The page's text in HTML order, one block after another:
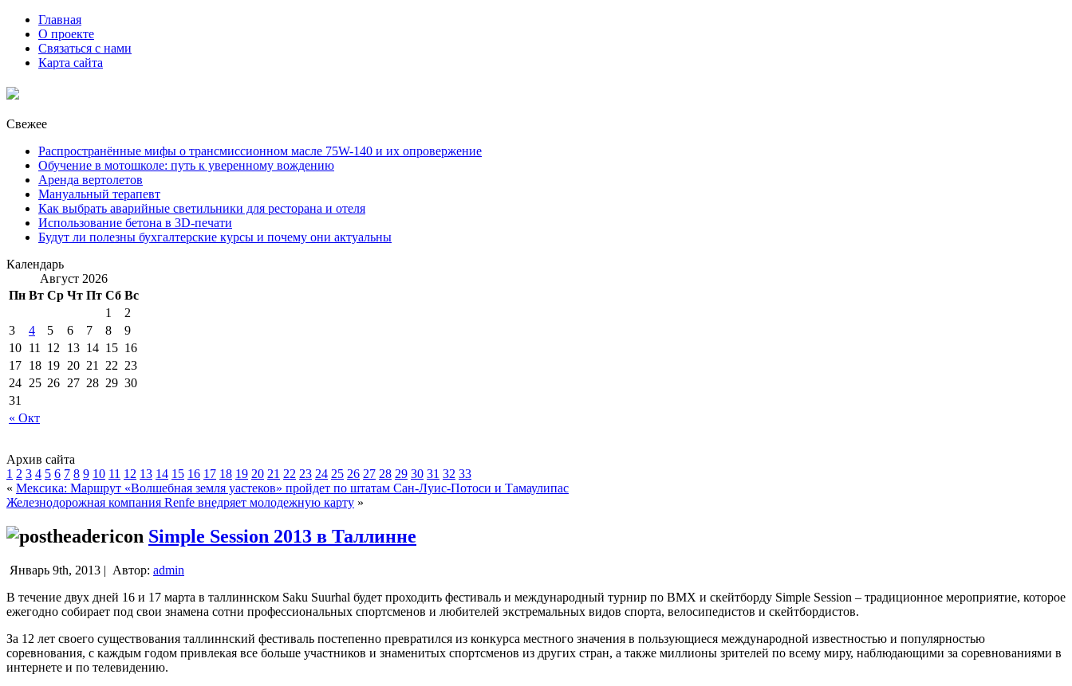
Главная
О проекте
Связаться с нами
Карта сайта
Свежее
Распространённые мифы о трансмиссионном масле 75W-140 и их опровержение
Обучение в мотошколе: путь к уверенному вождению
Аренда вертолетов
Мануальный терапевт
Как выбрать аварийные светильники для ресторана и отеля
Использование бетона в 3D-печати
Будут ли полезны бухгалтерские курсы и почему они актуальны
Календарь
Август 2026
Пн Вт Ср Чт Пт Сб Вс
« Окт
1
2
3
4 5 6 7 8
9
10 11 12 13 14 15 16
17 18 19 20 21 22 23
24 25 26 27 28 29 30
31
Архив сайта
1 2 3 4 5 6 7 8 9 10 11 12 13 14 15 16 17 18 19 20 21 22 23 24 25 26 27 28 29 30 31 32 33
« Мексика: Маршрут «Волшебная земля уастеков» пройдет по штатам Сан-Луис-Потоси и Тамаулипас
Железнодорожная компания Renfe внедряет молодежную карту »
Simple Session 2013 в Таллинне
Январь 9th, 2013 | Автор: admin
В течение двух дней 16 и 17 марта в таллиннском Saku Suurhal будет проходить фестиваль и международный турнир по BMX и скейтборду Simple Session – традиционное мероприятие, которое
ежегодно собирает под свои знамена сотни профессиональных спортсменов и любителей экстремальных видов спорта, велосипедистов и скейтбордистов.
За 12 лет своего существования таллиннский фестиваль постепенно превратился из конкурса местного значения в пользующиеся международной известностью и популярностью
соревнования, с каждым годом привлекая все больше участников и знаменитых спортсменов из других стран, а также миллионы зрителей по всему миру, наблюдающими за соревнованиями в
интернете и по телевидению.